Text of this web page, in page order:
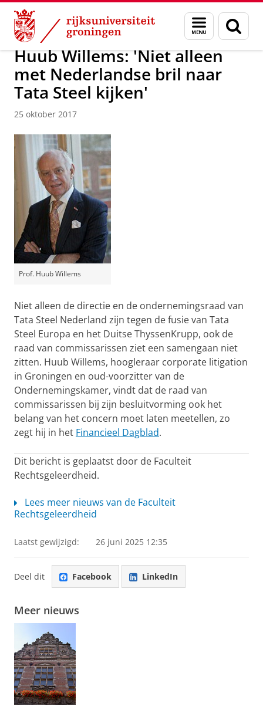
Skip
Content
Skip
Navigation
Menu
en
zoeken
Over ons Actueel Nieuws Nieuwsberichten
Huub Willems: 'Niet alleen
met Nederlandse bril naar
Tata Steel kijken'
25 oktober 2017
Prof. Huub Willems
Niet alleen de directie en de ondernemingsraad van
Tata Steel Nederland zijn tegen de fusie van Tata
Steel Europa en het Duitse ThyssenKrupp, ook de
raad van commissarissen ziet een samengaan niet
zitten. Huub Willems, hoogleraar corporate litigation
in Groningen en oud-voorzitter van de
Ondernemingskamer, vindt dat de raad van
commissarissen bij zijn besluitvorming ook het
belang van het concern moet laten meetellen, zo
zegt hij in het Financieel Dagblad.
Dit bericht is geplaatst door de Faculteit
Rechtsgeleerdheid.
Lees meer nieuws van de Faculteit
Rechtsgeleerdheid
Laatst gewijzigd: 26 juni 2025 12:35
Deel dit Facebook LinkedIn
Meer nieuws